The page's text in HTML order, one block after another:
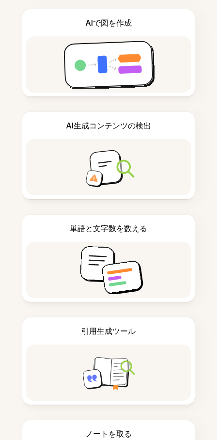
AIで図を作成
AI生成コンテンツの検出
単語と文字数を数える
引用生成ツール
ノートを取る